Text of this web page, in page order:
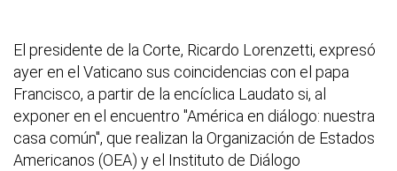
El presidente de la Corte, Ricardo Lorenzetti, expresó
ayer en el Vaticano sus coincidencias con el papa
Francisco, a partir de la encíclica Laudato si, al
exponer en el encuentro "América en diálogo: nuestra
casa común", que realizan la Organización de Estados
Americanos (OEA) y el Instituto de Diálogo